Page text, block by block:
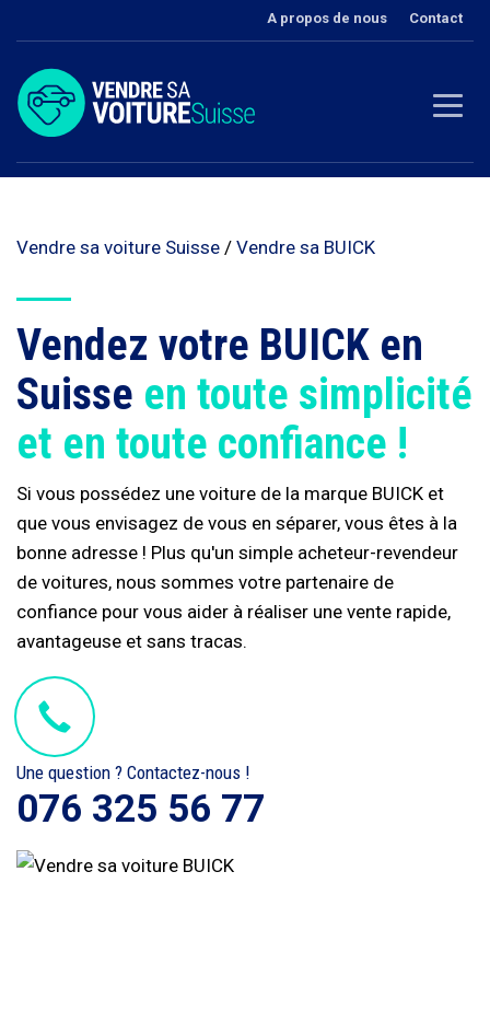
A propos de nous Contact
Vendre sa voiture Suisse / Vendre sa BUICK
Vendez votre BUICK en
Suisse en toute simplicité
et en toute confiance !
Si vous possédez une voiture de la marque BUICK et
que vous envisagez de vous en séparer, vous êtes à la
bonne adresse ! Plus qu'un simple acheteur-revendeur
de voitures, nous sommes votre partenaire de
confiance pour vous aider à réaliser une vente rapide,
avantageuse et sans tracas.
Une question ? Contactez-nous !
076 325 56 77